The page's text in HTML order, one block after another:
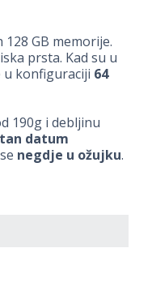
GB memorije.
prsta. Kad su u
u konfiguraciji 64
190g i debljinu
datum
negdje u ožujku.